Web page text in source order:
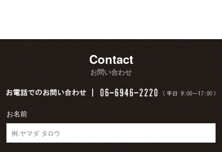
Contact
お問い合わせ
お名前